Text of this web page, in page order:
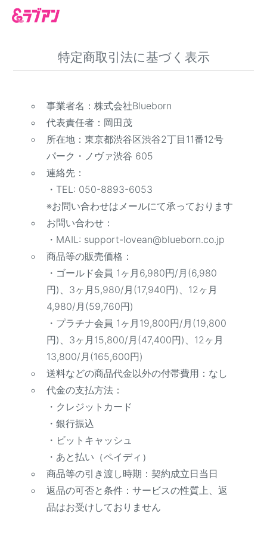
特定商取引法に基づく表示
事業者名：株式会社Blueborn
代表責任者：岡田茂
所在地：東京都渋谷区渋谷2丁目11番12号
パーク・ノヴァ渋谷 605
連絡先：
・TEL: 050-8893-6053
※お問い合わせはメールにて承っております
お問い合わせ：
・MAIL: support-lovean@blueborn.co.jp
商品等の販売価格：
・ゴールド会員 1ヶ月6,980円/月(6,980
円)、3ヶ月5,980/月(17,940円)、12ヶ月
4,980/月(59,760円)
・プラチナ会員 1ヶ月19,800円/月(19,800
円)、3ヶ月15,800/月(47,400円)、12ヶ月
13,800/月(165,600円)
送料などの商品代金以外の付帯費用：なし
代金の支払方法：
・クレジットカード
・銀行振込
・ビットキャッシュ
・あと払い（ペイディ）
商品等の引き渡し時期：契約成立日当日
返品の可否と条件：サービスの性質上、返
品はお受けしておりません